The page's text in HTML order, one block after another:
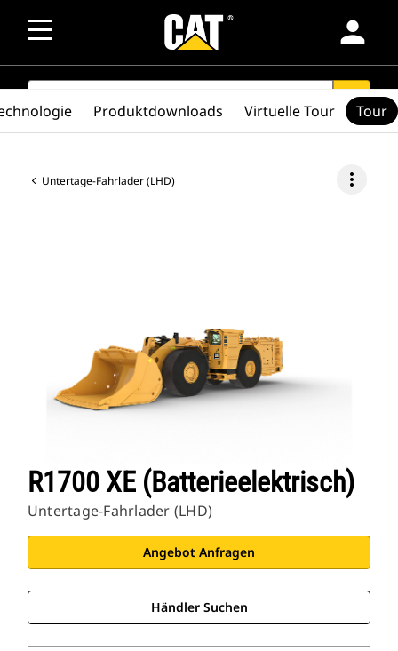
person
SEARCH search
Untertage-Fahrlader (LHD) more_vert
R1700 XE (batterieelektrisch)
Untertage-Fahrlader (LHD)
Angebot Anfragen
Händler Suchen
Produktdownloads Virtuelle Tour Tour